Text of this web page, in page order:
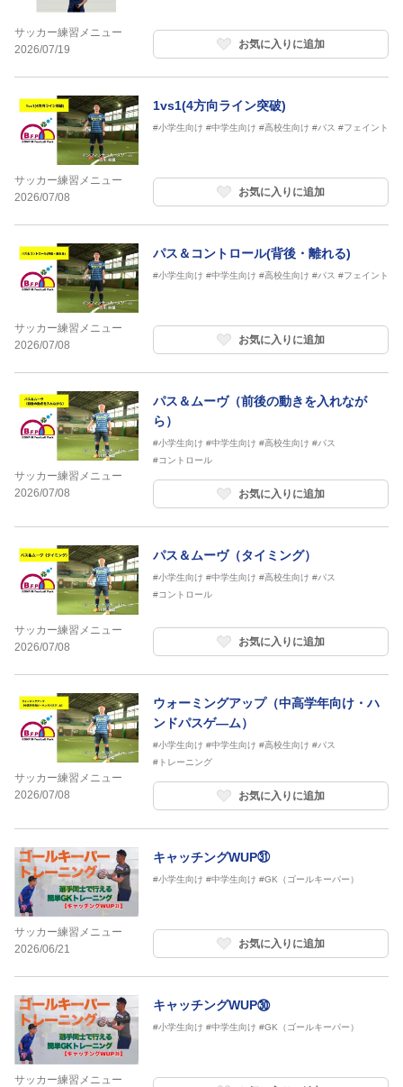
サッカー練習メニュー
2026/07/19
お気に入りに追加
サッカー練習メニュー
2026/07/08
1vs1(4方向ライン突破)
#小学生向け #中学生向け #高校生向け #パス #フェイント
お気に入りに追加
サッカー練習メニュー
2026/07/08
パス＆コントロール(背後・離れる)
#小学生向け #中学生向け #高校生向け #パス #フェイント
お気に入りに追加
サッカー練習メニュー
2026/07/08
パス＆ムーヴ（前後の動きを入れなが
ら）
#小学生向け #中学生向け #高校生向け #パス
#コントロール
お気に入りに追加
サッカー練習メニュー
2026/07/08
パス＆ムーヴ（タイミング）
#小学生向け #中学生向け #高校生向け #パス
#コントロール
お気に入りに追加
サッカー練習メニュー
2026/07/08
ウォーミングアップ（中高学年向け・ハ
ンドパスゲ―ム）
#小学生向け #中学生向け #高校生向け #パス
#トレーニング
お気に入りに追加
サッカー練習メニュー
2026/06/21
キャッチングWUP㉛
#小学生向け #中学生向け #GK（ゴールキーパー）
お気に入りに追加
サッカー練習メニュー
キャッチングWUP㉚
#小学生向け #中学生向け #GK（ゴールキーパー）